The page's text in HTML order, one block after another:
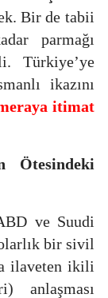
Bir de tabii
parmağı
Türkiye’ye
ikazını
itimat
Ötesindeki
ve Suudi
bir sivil
ilaveten ikili
anlaşması